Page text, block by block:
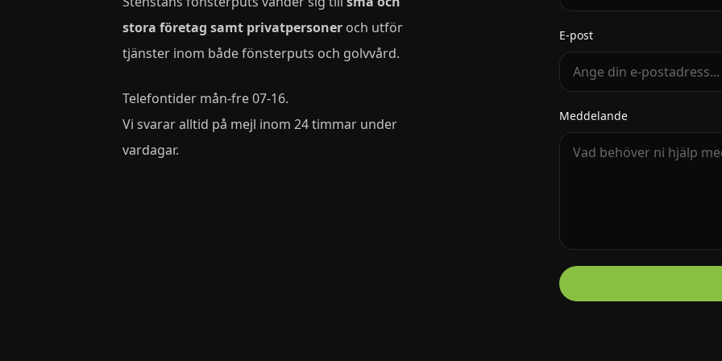
stora företag samt privatpersoner och utför
tjänster inom både fönsterputs och golvvård.
Telefontider mån-fre 07-16.
Vi svarar alltid på mejl inom 24 timmar under
vardagar.
E-post
Meddelande